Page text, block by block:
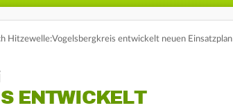
Hitzewelle:Vogelsbergkreis entwickelt neuen Einsatzplan
ENTWICKELT